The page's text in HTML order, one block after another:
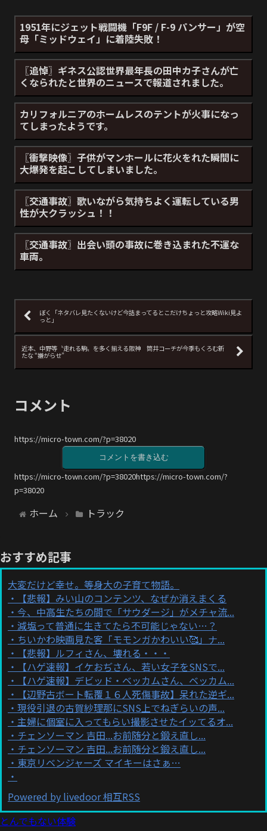
1951年にジェット戦闘機「F9F / F-9 パンサー」が空
母「ミッドウェイ」に着陸失敗！
〖追悼〗ギネス公認世界最年長の田中カ子さんが亡
くなられたと世界のニュースで報道されました。
カリフォルニアのホームレスのテントが火事になっ
てしまったようです。
〖衝撃映像〗子供がマンホールに花火をれた瞬間に
大爆発を起こしてしまいました。
〖交通事故〗歌いながら気持ちよく運転している男
性が大クラッシュ！！
〖交通事故〗出会い頭の事故に巻き込まれた不運な
車両。
ぼく「ネタバレ見たくないけど今詰まってるとこだけちょっと攻略Wiki見よ
っと」
近本、中野等〝走れる駒〟を多く揃える阪神 筒井コーチが今季もくろむ新
たな “嫌がらせ”
コメント
https://micro-town.com/?p=38020
コメントを書き込む
https://micro-town.com/?p=38020https://micro-town.com/?
p=38020
ホーム トラック
おすすめ記事
大変だけど幸せ。等身大の子育て物語。
【悲報】みい山のコンテンツ、なぜか消えまくる
今、中高生たちの間で「サウダージ」がメチャ流...
減塩って普通に生きてたら不可能じゃない…？
ちいかわ映画見た客「モモンガかわいい🥰」ナ...
【悲報】ルフィさん、壊れる・・・
【ハゲ速報】イケおぢさん、若い女子をSNSで...
【ハゲ速報】デビッド・ベッカムさん、ベッカム...
【辺野古ボート転覆１６人死傷事故】呆れた逆ギ...
現役引退の古賀紗理那にSNS上でねぎらいの声...
主婦に個室に入ってもらい撮影させたイッてるオ...
チェンソーマン 吉田...お前随分と鍛え直し...
チェンソーマン 吉田...お前随分と鍛え直し...
東京リベンジャーズ マイキーはさぁ…
Powered by livedoor 相互RSS
とんでもない体験